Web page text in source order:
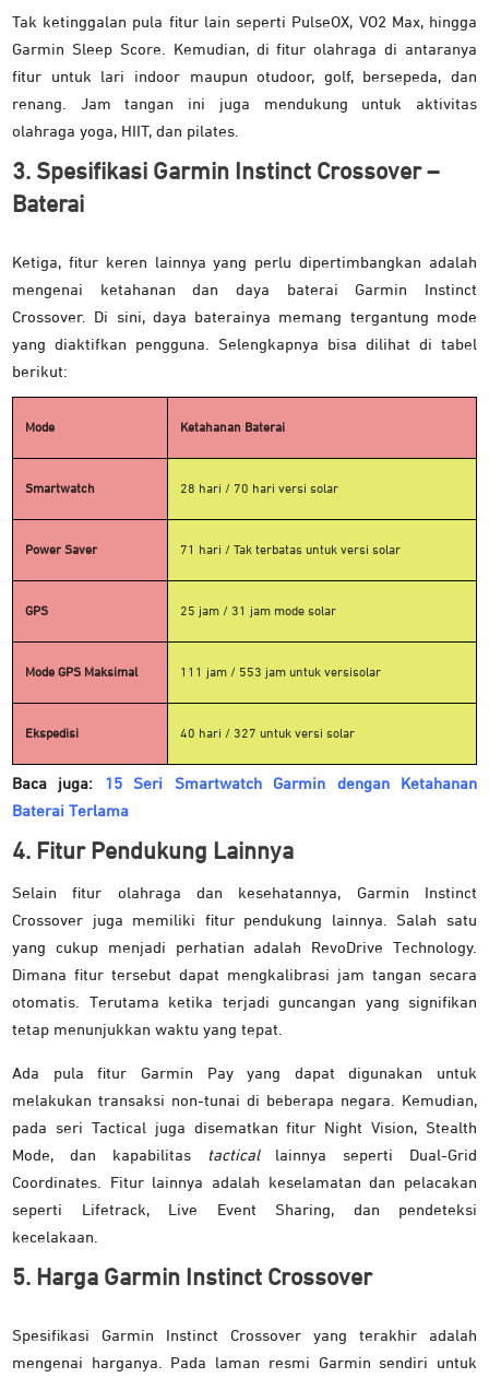
Tak ketinggalan pula fitur lain seperti PulseOX, VO2 Max, hingga
Garmin Sleep Score. Kemudian, di fitur olahraga di antaranya
fitur untuk lari indoor maupun otudoor, golf, bersepeda, dan
renang. Jam tangan ini juga mendukung untuk aktivitas
olahraga yoga, HIIT, dan pilates.
3. Spesifikasi Garmin Instinct Crossover –
Baterai
Ketiga, fitur keren lainnya yang perlu dipertimbangkan adalah
mengenai ketahanan dan daya baterai Garmin Instinct
Crossover. Di sini, daya baterainya memang tergantung mode
yang diaktifkan pengguna. Selengkapnya bisa dilihat di tabel
berikut:
Mode Ketahanan Baterai
Smartwatch 28 hari / 70 hari versi solar
Power Saver 71 hari / Tak terbatas untuk versi solar
GPS 25 jam / 31 jam mode solar
Mode GPS Maksimal 111 jam / 553 jam untuk versisolar
Ekspedisi 40 hari / 327 untuk versi solar
Baca juga: 15 Seri Smartwatch Garmin dengan Ketahanan
Baterai Terlama
4. Fitur Pendukung Lainnya
Selain fitur olahraga dan kesehatannya, Garmin Instinct
Crossover juga memiliki fitur pendukung lainnya. Salah satu
yang cukup menjadi perhatian adalah RevoDrive Technology.
Dimana fitur tersebut dapat mengkalibrasi jam tangan secara
otomatis. Terutama ketika terjadi guncangan yang signifikan
tetap menunjukkan waktu yang tepat.
Ada pula fitur Garmin Pay yang dapat digunakan untuk
melakukan transaksi non-tunai di beberapa negara. Kemudian,
pada seri Tactical juga disematkan fitur Night Vision, Stealth
Mode, dan kapabilitas tacticallainnya seperti Dual-Grid
Coordinates. Fitur lainnya adalah keselamatan dan pelacakan
seperti Lifetrack, Live Event Sharing, dan pendeteksi
kecelakaan.
5. Harga Garmin Instinct Crossover
Spesifikasi Garmin Instinct Crossover yang terakhir adalah
mengenai harganya. Pada laman resmi Garmin sendiri untuk